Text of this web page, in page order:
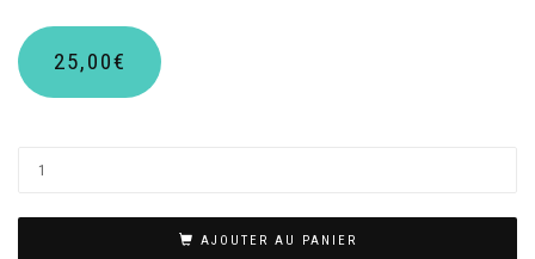
25,00€
AJOUTER AU PANIER